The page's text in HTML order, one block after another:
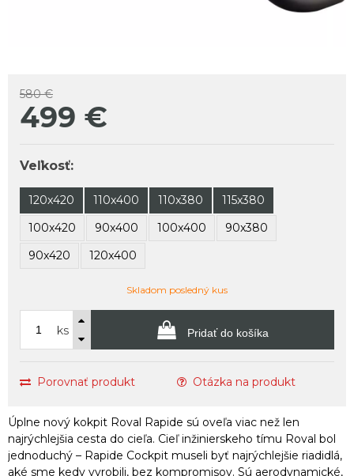
580 €
499 €
Veľkosť:
120x420 110x400 110x380
115x380
100x420
90x400 100x400
90x380
90x420
120x400
Skladom posledný kus
ks Pridať do košíka
Porovnať produkt Otázka na produkt
Úplne nový kokpit Roval Rapide sú oveľa viac než len
najrýchlejšia cesta do cieľa. Cieľ inžinierskeho tímu Roval bol
jednoduchý – Rapide Cockpit museli byť najrýchlejšie riadidlá,
aké sme kedy vyrobili, bez kompromisov. Sú aerodynamické,